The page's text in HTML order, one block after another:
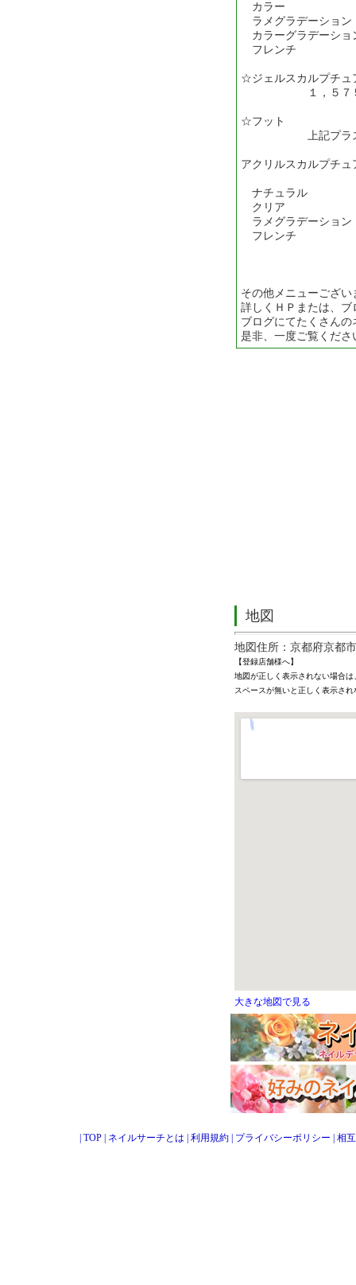
カラー ・・
ラメグラデーショ
カラーグラデーショ
フレンチ ・・
☆ジェルスカルプチュ
１，５７５
☆フット
上記プラス２
アクリルスカルプチュ
ナチュラル ・・
クリア ・・・
ラメグラデーション
フレンチ ・・
その他メニューござい
詳しくＨＰまたは、
ブログにてたくさん
是非、一度ご覧くだ
地図
地図住所：京都府京都
【登録店舗様へ】
地図が正しく表示されない場合
スペースが無いと正しく表示さ
大きな地図で見る
TOP ネイルサーチとは 利用規約 プライバシーポリシー 相